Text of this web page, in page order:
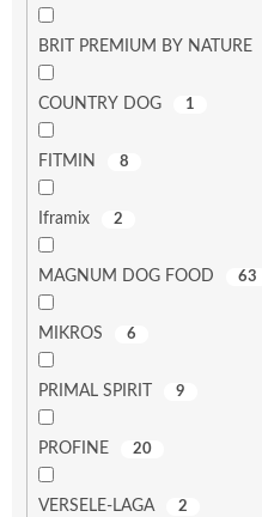
BRIT PREMIUM BY NATURE
COUNTRY DOG 1
FITMIN 8
Iframix 2
MAGNUM DOG FOOD 63
MIKROS 6
PRIMAL SPIRIT 9
PROFINE 20
VERSELE-LAGA 2